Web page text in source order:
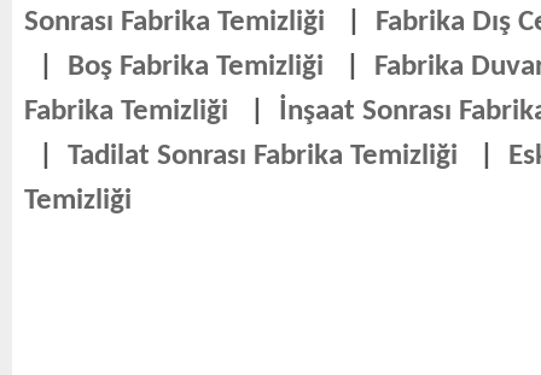
Sonrası Fabrika Temizliği
Fabrika Dış
Boş Fabrika Temizliği
Fabrika
Fabrika Temizliği
İnşaat Sonrası
Tadilat Sonrası Fabrika Temizliği
Temizliği